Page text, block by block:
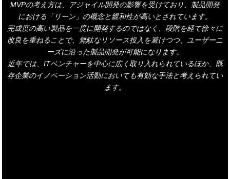
MVPの考え方は、アジャイル開発の影響を受けており、製品開発
における「リーン」の概念と親和性が高いとされています。
完成度の高い製品を一度に開発するのではなく、段階を経て徐々に
改良を重ねることで、無駄なリソース投入を避けつつ、ユーザーニ
ーズに沿った製品開発が可能になります。
近年では、ITベンチャーを中心に広く取り入れられているほか、既
存企業のイノベーション活動においても有効な手法と考えられてい
ます。